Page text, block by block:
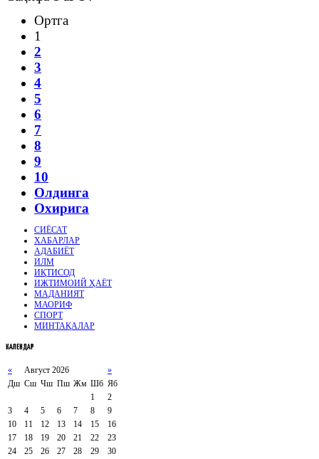
Ортга
1
2
3
4
5
6
7
8
9
10
Олдинга
Охирига
СИЁСАТ
ХАБАРЛАР
АДАБИЁТ
ИЛМ
ИҚТИСОД
ИЖТИМОИЙ ҲАЁТ
МАДАНИЯТ
МАОРИФ
СПОРТ
МИНТАҚАЛАР
КАЛЕНДАР
« Август 2026
»
Дш Сш Чш Пш Жм Шб Яб
1
2
3
4 5 6 7 8
9
10
11 12 13 14 15
16
17
18 19 20 21 22
23
24
25 26 27 28 29
30